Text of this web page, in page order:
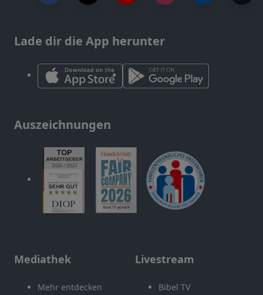
Lade dir die App herunter
Auszeichnungen
Mediathek
Mehr entdecken
Livestream
Bibel TV